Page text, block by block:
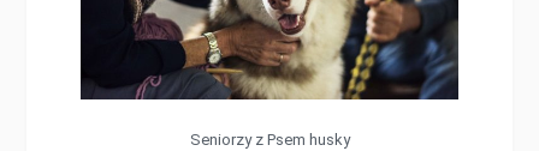
Seniorzy z Psem husky